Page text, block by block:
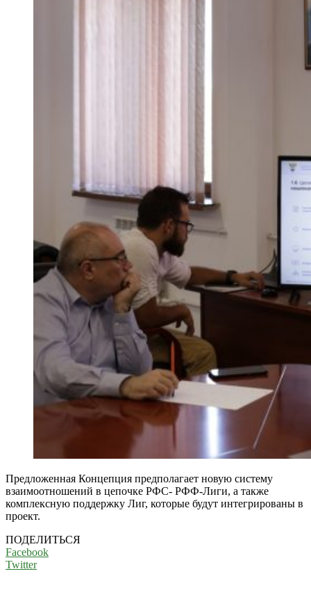
Предложенная Концепция предполагает новую систему
взаимоотношений в цепочке РФС- РФФ-Лиги, а также
комплексную поддержку Лиг, которые будут интегрированы в
проект.
ПОДЕЛИТЬСЯ
Facebook
Twitter